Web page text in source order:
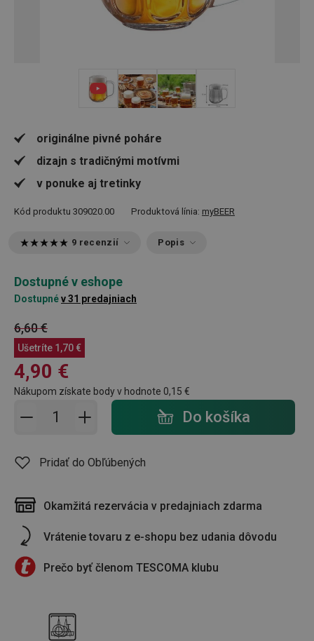
originálne pivné poháre
dizajn s tradičnými motívmi
v ponuke aj tretinky
Kód produktu 309020.00 Produktová línia: myBEER
9 recenzií Popis
Dostupné v eshope
Dostupnév 31 predajniach
6,60 €
Ušetríte 1,70 €
4,90 €
Nákupom získate body v hodnote 0,15 €
Pridať do košíka - počet Do košíka
Pridať do Obľúbených
Okamžitá rezervácia v predajniach zdarma
Vrátenie tovaru z e-shopu bez udania dôvodu
Prečo byť členom TESCOMA klubu